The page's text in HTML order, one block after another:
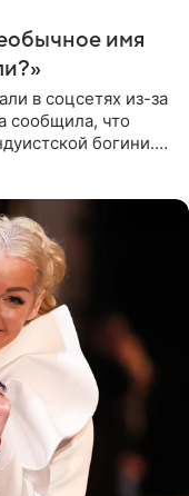
имя
в соцсетях из-за
сообщила, что
богини.